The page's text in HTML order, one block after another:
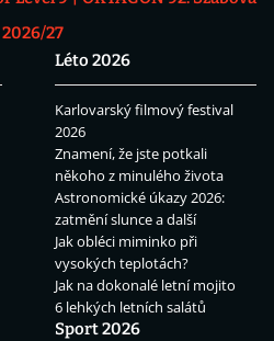
27
Léto 2026
Karlovarský filmový festival
2026
Znamení, že jste potkali
někoho z minulého života
Astronomické úkazy 2026:
zatmění slunce a další
Jak obléci miminko při
vysokých teplotách?
Jak na dokonalé letní mojito
6 lehkých letních salátů
Sport 2026